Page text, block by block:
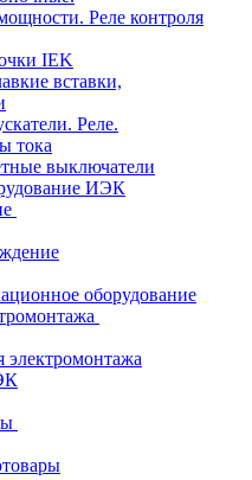
Реле контроля
IEK
вставки,
Реле.
тока
выключатели
ИЭК
оборудование
электромонтажа